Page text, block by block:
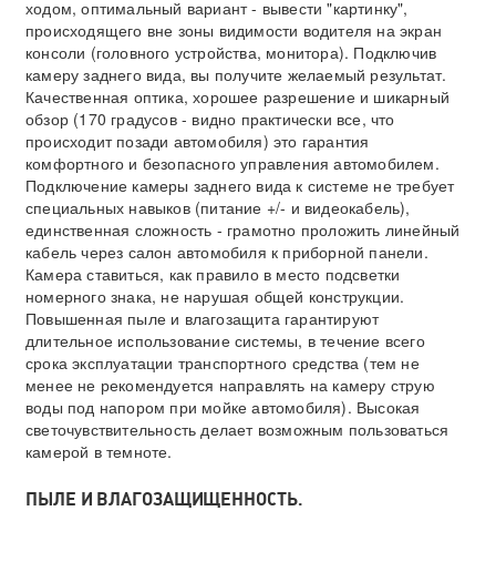
ходом, оптимальный вариант - вывести "картинку",
происходящего вне зоны видимости водителя на экран
консоли (головного устройства, монитора). Подключив
камеру заднего вида, вы получите желаемый результат.
Качественная оптика, хорошее разрешение и шикарный
обзор (170 градусов - видно практически все, что
происходит позади автомобиля) это гарантия
комфортного и безопасного управления автомобилем.
Подключение камеры заднего вида к системе не требует
специальных навыков (питание +/- и видеокабель),
единственная сложность - грамотно проложить линейный
кабель через салон автомобиля к приборной панели.
Камера ставиться, как правило в место подсветки
номерного знака, не нарушая общей конструкции.
Повышенная пыле и влагозащита гарантируют
длительное использование системы, в течение всего
срока эксплуатации транспортного средства (тем не
менее не рекомендуется направлять на камеру струю
воды под напором при мойке автомобиля). Высокая
светочувствительность делает возможным пользоваться
камерой в темноте.
ПЫЛЕ И ВЛАГОЗАЩИЩЕННОСТЬ.